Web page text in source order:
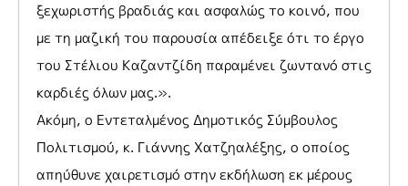
ξεχωριστής βραδιάς και ασφαλώς το κοινό, που
με τη μαζική του παρουσία απέδειξε ότι το έργο
του Στέλιου Καζαντζίδη παραμένει ζωντανό στις
καρδιές όλων μας.».
Ακόμη, ο Εντεταλμένος Δημοτικός Σύμβουλος
Πολιτισμού, κ. Γιάννης Χατζηαλέξης, ο οποίος
απηύθυνε χαιρετισμό στην εκδήλωση εκ μέρους